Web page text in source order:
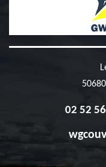
02 52